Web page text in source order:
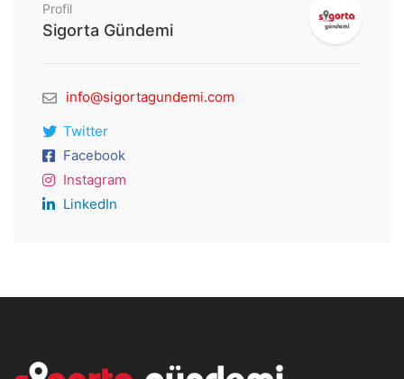
Profil
Sigorta Gündemi
info@sigortagundemi.com
Twitter
Facebook
Instagram
LinkedIn